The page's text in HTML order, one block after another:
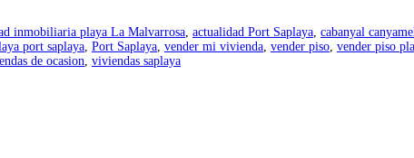
inmobiliaria playa La Malvarrosa actualidad Port Saplaya cabanyal
port saplaya Port Saplaya vender mi vivienda vender piso vender piso
de ocasion viviendas saplaya